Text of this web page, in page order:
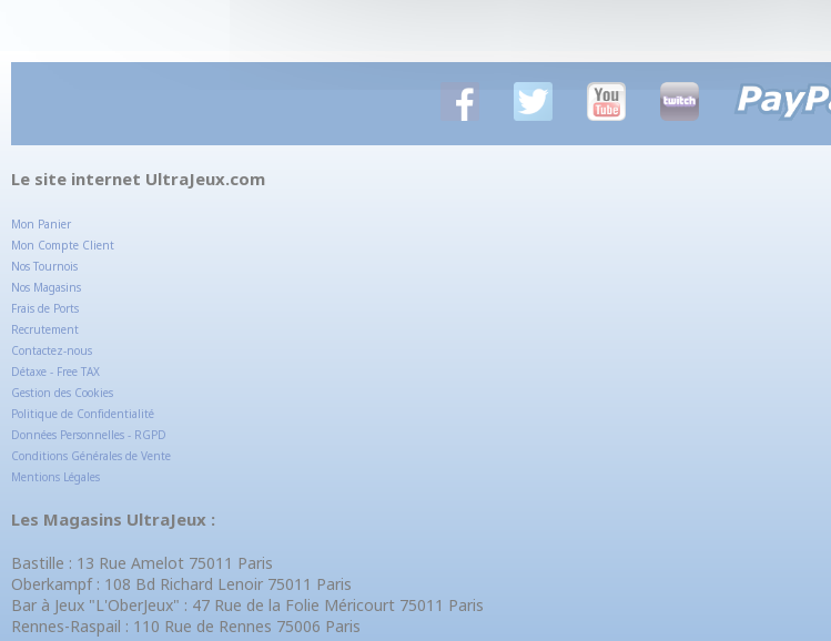
Le site internet UltraJeux.com
Mon Panier
Mon Compte Client
Nos Tournois
Nos Magasins
Frais de Ports
Recrutement
Contactez-nous
Détaxe - Free TAX
Gestion des Cookies
Politique de Confidentialité
Données Personnelles - RGPD
Conditions Générales de Vente
Mentions Légales
Les Magasins UltraJeux :
Bastille : 13 Rue Amelot 75011 Paris
Oberkampf : 108 Bd Richard Lenoir 75011 Paris
Bar à Jeux "L'OberJeux" : 47 Rue de la Folie Méricourt 75011 Paris
Rennes-Raspail : 110 Rue de Rennes 75006 Paris